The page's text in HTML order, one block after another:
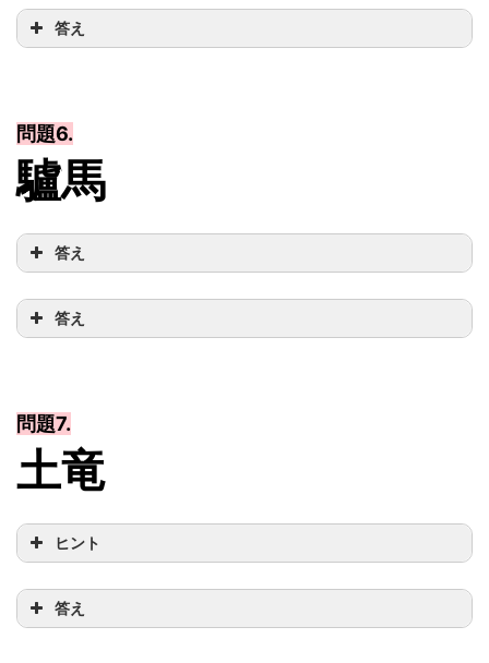
答え
問題6.
驢馬
答え
答え
問題7.
土竜
ヒント
答え